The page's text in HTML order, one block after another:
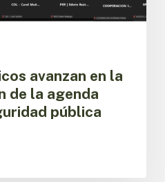
avanzan en la
de la agenda
pública